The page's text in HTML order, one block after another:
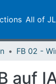
All of
auf